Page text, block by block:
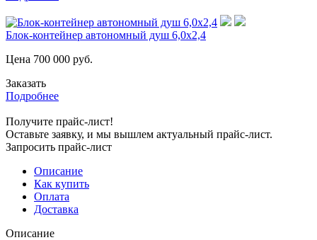
Блок-контейнер автономный душ 6,0х2,4
Цена 700 000 руб.
Заказать
Подробнее
Получите прайс-лист!
Оставьте заявку, и мы вышлем актуальный прайс-лист.
Запросить прайс-лист
Описание
Как купить
Оплата
Доставка
Описание